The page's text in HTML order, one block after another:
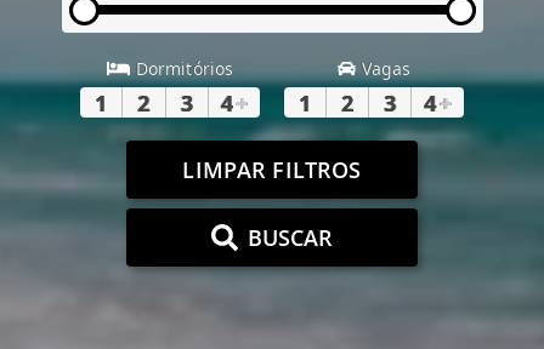
Dormitórios
1 2 3 4+
Vagas
1 2 3 4+
LIMPAR FILTROS
BUSCAR